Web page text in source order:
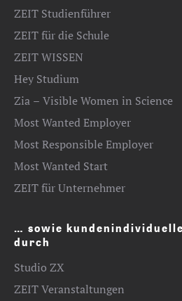
ZEIT Studienführer
ZEIT für die Schule
ZEIT WISSEN
Hey Studium
Zia – Visible Women in Science
Most Wanted Employer
Most Responsible Employer
Most Wanted Start
ZEIT für Unternehmer
… sowie
durch
Studio ZX
ZEIT Veranstaltungen